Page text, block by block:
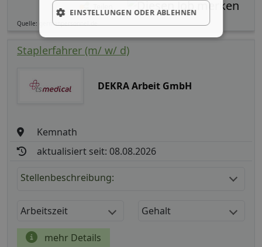
Quelle: germanpersonnel.de
Staplerfahrer (m/ w/ d)
DEKRA Arbeit GmbH
Kemnath
aktualisiert seit: 08.08.2026
Stellenbeschreibung:
Arbeitszeit Gehalt
mehr Details
EINSTELLUNGEN ODER ABLEHNEN